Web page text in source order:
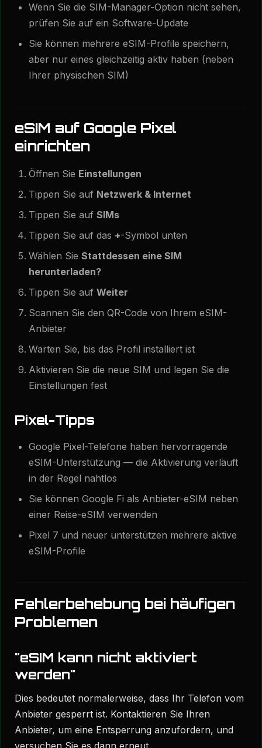
Wenn Sie die SIM-Manager-Option nicht sehen,
prüfen Sie auf ein Software-Update
Sie können mehrere eSIM-Profile speichern,
aber nur eines gleichzeitig aktiv haben (neben
Ihrer physischen SIM)
eSIM auf Google Pixel
einrichten
Öffnen Sie Einstellungen
Tippen Sie auf Netzwerk & Internet
Tippen Sie auf SIMs
Tippen Sie auf das +-Symbol unten
Wählen Sie Stattdessen eine SIM
herunterladen?
Tippen Sie auf Weiter
Scannen Sie den QR-Code von Ihrem eSIM-
Anbieter
Warten Sie, bis das Profil installiert ist
Aktivieren Sie die neue SIM und legen Sie die
Einstellungen fest
Pixel-Tipps
Google Pixel-Telefone haben hervorragende
eSIM-Unterstützung — die Aktivierung verläuft
in der Regel nahtlos
Sie können Google Fi als Anbieter-eSIM neben
einer Reise-eSIM verwenden
Pixel 7 und neuer unterstützen mehrere aktive
eSIM-Profile
Fehlerbehebung bei häufigen
Problemen
"eSIM kann nicht aktiviert
werden"
Dies bedeutet normalerweise, dass Ihr Telefon vom
Anbieter gesperrt ist. Kontaktieren Sie Ihren
Anbieter, um eine Entsperrung anzufordern, und